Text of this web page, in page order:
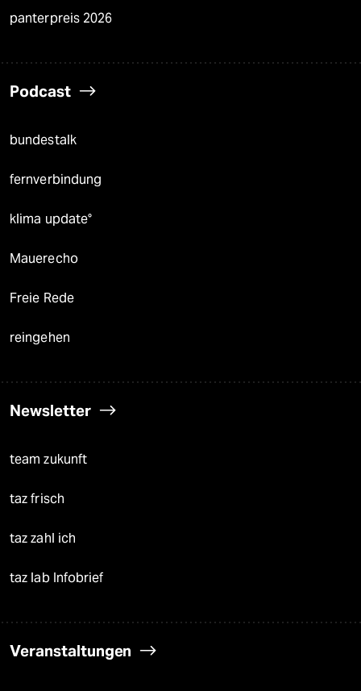
panterpreis 2026
Podcast
bundestalk
fernverbindung
klima update°
Mauerecho
Freie Rede
reingehen
Newsletter
team zukunft
taz frisch
taz zahl ich
taz lab Infobrief
Veranstaltungen